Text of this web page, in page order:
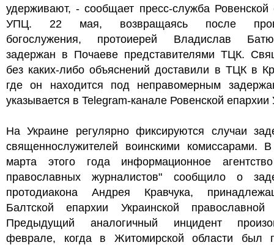
удерживают, - сообщает пресс-служба Ровенской
УПЦ. 22 мая, возвращаясь после
богослужения, протоиерей Владислав
задержан в Почаеве представителями ТЦК.
без каких-либо объяснений доставили в ТЦК в
где он находится под неправомерным
указывается в Telegram-канале Ровенской
На Украине регулярно фиксируются случаи
священнослужителей воинскими комиссарами.
марта этого года информационное
православных журналистов" сообщило о
протодиакона Андрея Кравчука,
Балтской епархии Украинской православной
Предыдущий аналогичный инцидент
феврале, когда в Житомирской области был